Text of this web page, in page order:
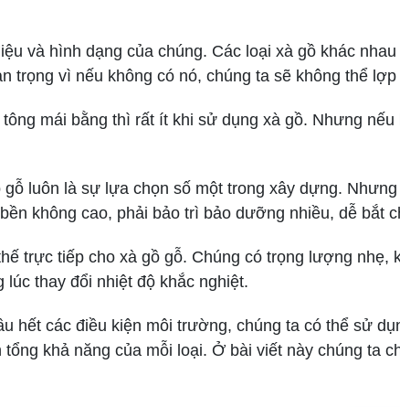
và hình dạng của chúng. Các loại xà gồ khác
trọng vì nếu không có nó, chúng ta sẽ không thể
mái bằng thì rất ít khi sử dụng xà gồ. Nhưng
luôn là sự lựa chọn số một trong xây dựng.
không cao, phải bảo trì bảo dưỡng nhiều, dễ bắt
trực tiếp cho xà gồ gỗ. Chúng có trọng lượng
thay đổi nhiệt độ khắc nghiệt.
hết các điều kiện môi trường, chúng ta có thể sử
khả năng của mỗi loại. Ở bài viết này chúng ta